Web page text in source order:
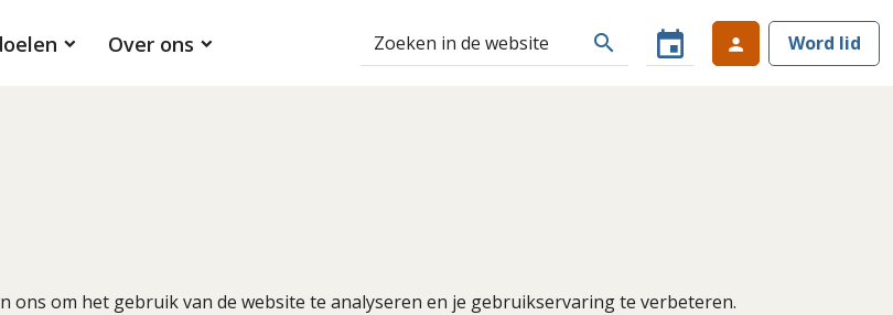
Over ons search event person Word lid
ons om het gebruik van de website te analyseren en je gebruikservaring te verbeteren.